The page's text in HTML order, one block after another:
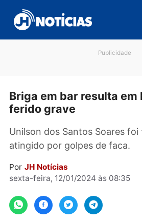
para
conteúdo
Briga em bar resulta
Unilson dos Santos Soares
atingido por golpes de faca.
JH Notícias
sexta-feira, 12/01/2024 às 08:35